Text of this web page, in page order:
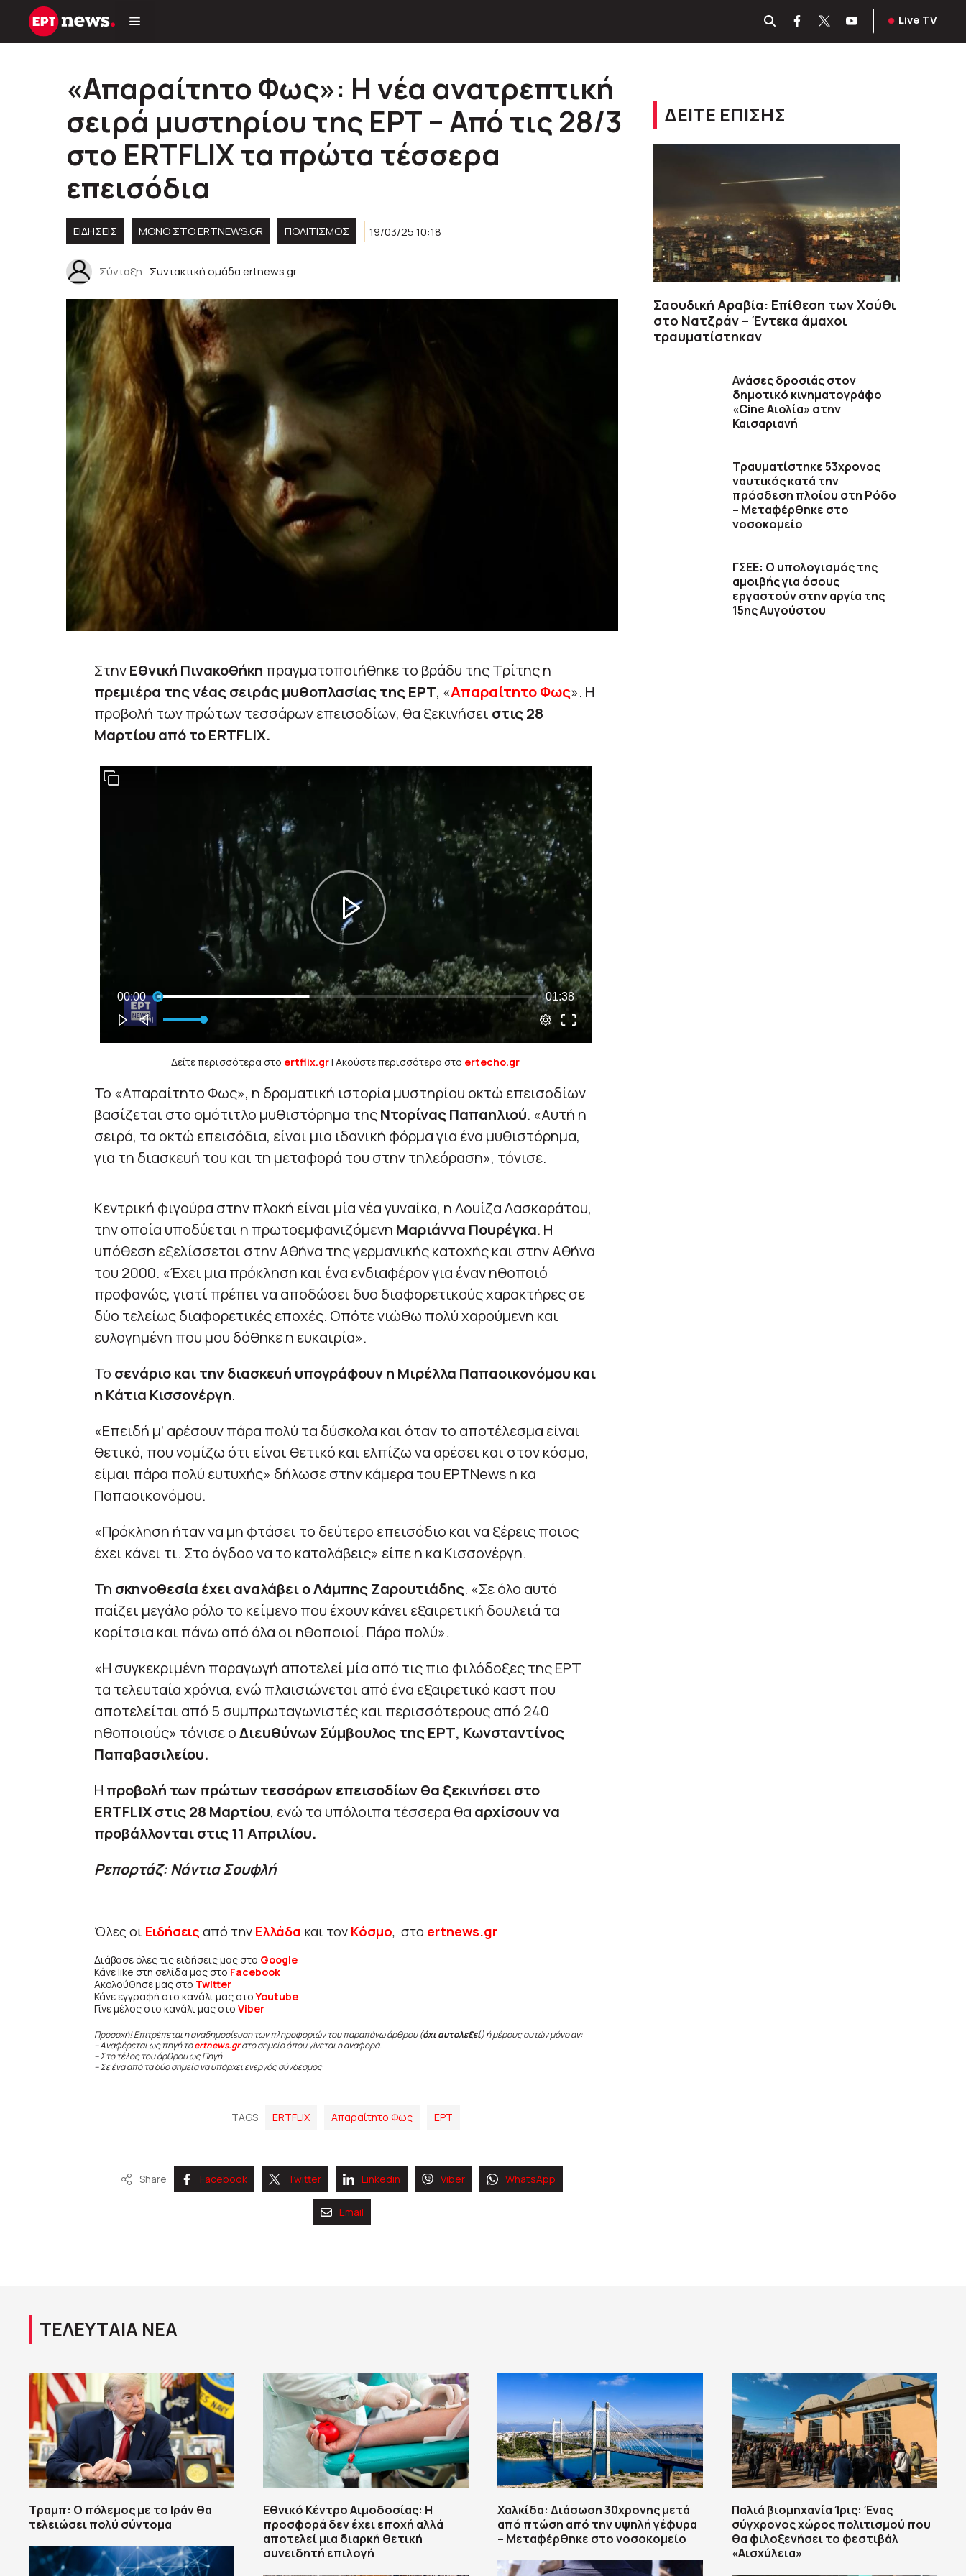
Μετάβαση
Live TV
«Απαραίτητο Φως»: Η νέα ανατρεπτική
σειρά μυστηρίου της ΕΡΤ – Από τις 28/3
στο ERTFLIX τα πρώτα τέσσερα
επεισόδια
ΕΙΔΗΣΕΙΣ ΜΟΝΟ ΣΤΟ ERTNEWS.GR ΠΟΛΙΤΙΣΜΟΣ 19/03/25 10:18
Σύνταξη Συντακτική ομάδα ertnews.gr
ΣτηνΕθνική Πινακοθήκη πραγματοποιήθηκε το βράδυ της Τρίτης η
πρεμιέρα της νέας σειράς μυθοπλασίας της ΕΡΤ, «Απαραίτητο Φως». Η
προβολή των πρώτων τεσσάρων επεισοδίων, θα ξεκινήσει στις 28
Μαρτίου από το ERTFLIX.
Δείτε περισσότερα στο ertflix.gr| Ακούστε περισσότερα στο ertecho.gr
Το «Απαραίτητο Φως», η δραματική ιστορία μυστηρίου οκτώ επεισοδίων
βασίζεται στο ομότιτλο μυθιστόρημα τηςΝτορίνας Παπαηλιού. «Αυτή η
σειρά, τα οκτώ επεισόδια, είναι μια ιδανική φόρμα για ένα μυθιστόρημα,
για τη διασκευή του και τη μεταφορά του στην τηλεόραση», τόνισε.
Κεντρική φιγούρα στην πλοκή είναι μία νέα γυναίκα, η Λουίζα Λασκαράτου,
την οποία υποδύεται η πρωτοεμφανιζόμενη Μαριάννα Πουρέγκα. Η
υπόθεση εξελίσσεται στην Αθήνα της γερμανικής κατοχής και στην Αθήνα
του 2000. «Έχει μια πρόκληση και ένα ενδιαφέρον για έναν ηθοποιό
προφανώς, γιατί πρέπει να αποδώσει δυο διαφορετικούς χαρακτήρες σε
δύο τελείως διαφορετικές εποχές. Οπότε νιώθω πολύ χαρούμενη και
ευλογημένη που μου δόθηκε η ευκαιρία».
Το σενάριο και την διασκευή υπογράφουν η Μιρέλλα Παπαοικονόμου και
η Κάτια Κισσονέργη.
«Επειδή μ’ αρέσουν πάρα πολύ τα δύσκολα και όταν το αποτέλεσμα είναι
θετικό, που νομίζω ότι είναι θετικό και ελπίζω να αρέσει και στον κόσμο,
είμαι πάρα πολύ ευτυχής» δήλωσε στην κάμερα του ΕΡΤNews η κα
Παπαοικονόμου.
«Πρόκληση ήταν να μη φτάσει το δεύτερο επεισόδιο και να ξέρεις ποιος
έχει κάνει τι. Στο όγδοο να το καταλάβεις» είπε η κα Κισσονέργη.
Τη σκηνοθεσία έχει αναλάβει ο Λάμπης Ζαρουτιάδης. «Σε όλο αυτό
παίζει μεγάλο ρόλο το κείμενο που έχουν κάνει εξαιρετική δουλειά τα
κορίτσια και πάνω από όλα οι ηθοποιοί. Πάρα πολύ».
«Η συγκεκριμένη παραγωγή αποτελεί μία από τις πιο φιλόδοξες της ΕΡΤ
τα τελευταία χρόνια, ενώ πλαισιώνεται από ένα εξαιρετικό καστ που
αποτελείται από 5 συμπρωταγωνιστές και περισσότερους από 240
ηθοποιούς» τόνισε οΔιευθύνων Σύμβουλος της ΕΡΤ, Κωνσταντίνος
Παπαβασιλείου.
Η προβολή των πρώτων τεσσάρων επεισοδίων θα ξεκινήσει στο
ERTFLIX στις 28 Μαρτίου, ενώ τα υπόλοιπα τέσσερα θα αρχίσουν να
προβάλλονται στις 11 Απριλίου.
Ρεπορτάζ: Νάντια Σουφλή
Όλες οι Ειδήσεις από την Ελλάδα και τον Κόσμο, στο ertnews.gr
Διάβασε όλες τις ειδήσεις μας στο Google
Κάνε like στη σελίδα μας στο Facebook
Ακολούθησε μας στο Twitter
Κάνε εγγραφή στο κανάλι μας στοYoutube
Γίνε μέλος στο κανάλι μας στο Viber
Προσοχή! Επιτρέπεται η αναδημοσίευση των πληροφοριών του παραπάνω άρθρου (όχι αυτολεξεί) ή μέρους αυτών μόνο αν:
– Αναφέρεται ως πηγή τοertnews.gr στο σημείο όπου γίνεται η αναφορά.
– Στο τέλος του άρθρου ως Πηγή
– Σε ένα από τα δύο σημεία να υπάρχει ενεργός σύνδεσμος
TAGS ERTFLIX Απαραίτητο Φως ΕΡΤ
Share Facebook Twitter Linkedin Viber WhatsApp
Email
ΔΕΙΤΕ ΕΠΙΣΗΣ
Σαουδική Αραβία: Επίθεση των Χούθι
στο Νατζράν – Έντεκα άμαχοι
τραυματίστηκαν
Ανάσες δροσιάς στον
δημοτικό κινηματογράφο
«Cine Αιολία» στην
Καισαριανή
Τραυματίστηκε 53χρονος
ναυτικός κατά την
πρόσδεση πλοίου στη Ρόδο
– Μεταφέρθηκε στο
νοσοκομείο
ΓΣΕΕ: Ο υπολογισμός της
αμοιβής για όσους
εργαστούν στην αργία της
15ης Αυγούστου
ΤΕΛΕΥΤΑΙΑ ΝΕΑ
Τραμπ: Ο πόλεμος με το Ιράν θα
τελειώσει πολύ σύντομα
Εθνικό Κέντρο Αιμοδοσίας: H
προσφορά δεν έχει εποχή αλλά
αποτελεί μια διαρκή θετική
συνειδητή επιλογή
Χαλκίδα: Διάσωση 30χρονης μετά
από πτώση από την υψηλή γέφυρα
– Μεταφέρθηκε στο νοσοκομείο
Παλιά βιομηχανία Ίρις: Ένας
σύγχρονος χώρος πολιτισμού που
θα φιλοξενήσει το φεστιβάλ
«Αισχύλεια»